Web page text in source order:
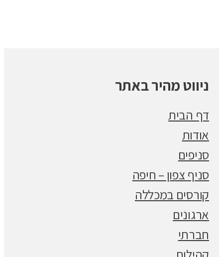
ניווט מהיר באתר
דף הבית
אודות
סניפים
סניף צפון – חיפה
קורסים במכללה
ארגונים
חברתי